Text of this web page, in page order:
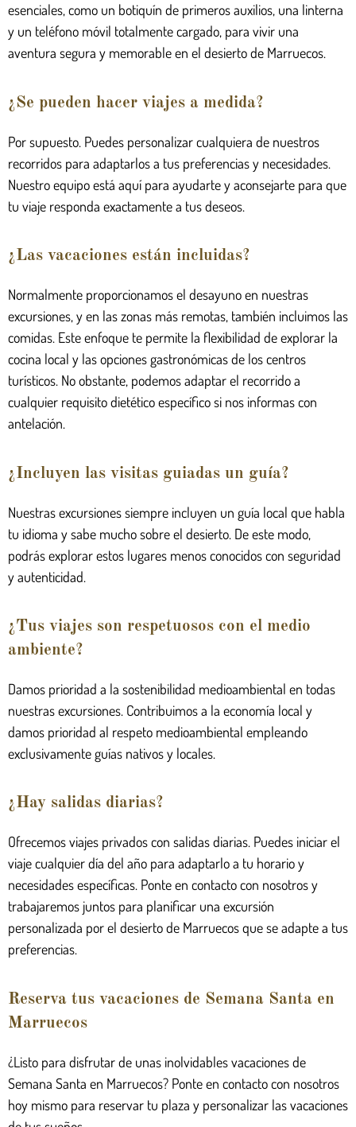
esenciales, como un botiquín de primeros auxilios, una linterna
y un teléfono móvil totalmente cargado, para vivir una
aventura segura y memorable en el desierto de Marruecos.
¿Se pueden hacer viajes a medida?
Por supuesto. Puedes personalizar cualquiera de nuestros
recorridos para adaptarlos a tus preferencias y necesidades.
Nuestro equipo está aquí para ayudarte y aconsejarte para que
tu viaje responda exactamente a tus deseos.
¿Las vacaciones están incluidas?
Normalmente proporcionamos el desayuno en nuestras
excursiones, y en las zonas más remotas, también incluimos las
comidas. Este enfoque te permite la flexibilidad de explorar la
cocina local y las opciones gastronómicas de los centros
turísticos. No obstante, podemos adaptar el recorrido a
cualquier requisito dietético específico si nos informas con
antelación.
¿Incluyen las visitas guiadas un guía?
Nuestras excursiones siempre incluyen un guía local que habla
tu idioma y sabe mucho sobre el desierto. De este modo,
podrás explorar estos lugares menos conocidos con seguridad
y autenticidad.
¿Tus viajes son respetuosos con el medio
ambiente?
Damos prioridad a la sostenibilidad medioambiental en todas
nuestras excursiones. Contribuimos a la economía local y
damos prioridad al respeto medioambiental empleando
exclusivamente guías nativos y locales.
¿Hay salidas diarias?
Ofrecemos viajes privados con salidas diarias. Puedes iniciar el
viaje cualquier día del año para adaptarlo a tu horario y
necesidades específicas. Ponte en contacto con nosotros y
trabajaremos juntos para planificar una excursión
personalizada por el desierto de Marruecos que se adapte a tus
preferencias.
Reserva tus vacaciones de Semana Santa en
Marruecos
¿Listo para disfrutar de unas inolvidables vacaciones de
Semana Santa en Marruecos? Ponte en contacto con nosotros
hoy mismo para reservar tu plaza y personalizar las vacaciones